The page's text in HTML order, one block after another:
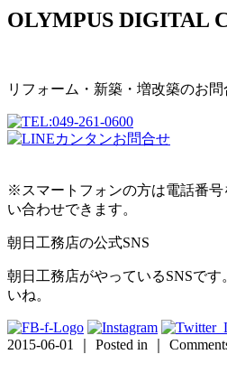
OLYMPUS DIGITAL
リフォーム・新築・増改築のお
※スマートフォンの方は電話番号
い合わせできます。
朝日工務店の公式SNS
朝日工務店がやっているSNSで
いね。
2015-06-01 ｜ Posted in ｜